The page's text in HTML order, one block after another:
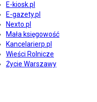
E-kiosk.pl
E-gazety.pl
Nexto.pl
Mała księgowość
Kancelarierp.pl
Wieści Rolnicze
Życie Warszawy